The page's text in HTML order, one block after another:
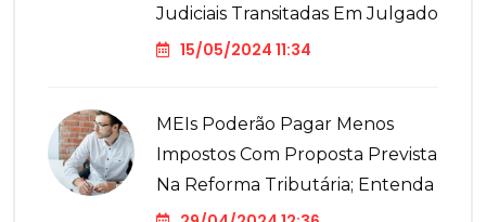
Judiciais Transitadas Em Julgado
15/05/2024 11:34
MEIs Poderão Pagar Menos
Impostos Com Proposta Prevista
Na Reforma Tributária; Entenda